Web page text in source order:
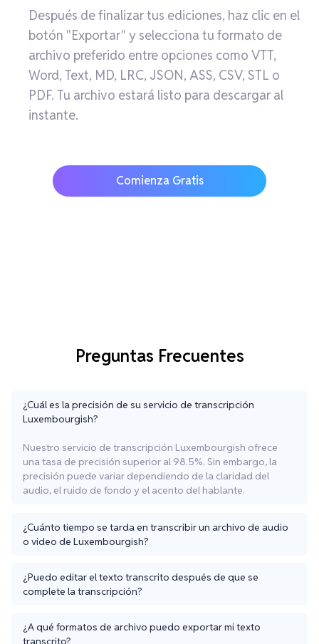
Después de finalizar tus ediciones, haz clic en el
botón "Exportar" y selecciona tu formato de
archivo preferido entre opciones como VTT,
Word, Text, MD, LRC, JSON, ASS, CSV, STL o
PDF. Tu archivo estará listo para descargar al
instante.
Comienza Gratis
Preguntas Frecuentes
¿Cuál es la precisión de su servicio de transcripción
Luxembourgish?
Nuestro servicio de transcripción Luxembourgish ofrece
una tasa de precisión superior al 98.5%. Sin embargo, la
precisión puede variar dependiendo de la claridad del
audio, el ruido de fondo y el acento del hablante.
¿Cuánto tiempo se tarda en transcribir un archivo de audio
o video de Luxembourgish?
¿Puedo editar el texto transcrito después de que se
complete la transcripción?
¿A qué formatos de archivo puedo exportar mi texto
transcrito?